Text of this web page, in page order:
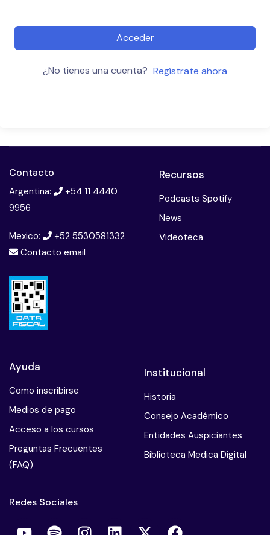
Acceder
¿No tienes una cuenta? Regístrate ahora
Contacto
Argentina:
+54 11 4440
9956
Mexico:
+52 5530581332
Contacto email
Recursos
Podcasts Spotify
News
Videoteca
Ayuda
Como inscribirse
Medios de pago
Acceso a los cursos
Preguntas Frecuentes
(FAQ)
Institucional
Historia
Consejo Académico
Entidades Auspiciantes
Biblioteca Medica Digital
Redes Sociales